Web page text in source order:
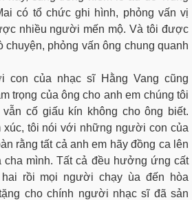
có tổ chức ghi hình, phỏng vấn vị
nhiều người mến mộ. Và tôi được
chuyện, phỏng vấn ông chung quanh
con của nhạc sĩ Hằng Vang cũng
trọng của ông cho anh em chúng tôi
cố giấu kín không cho ông biết.
xúc, tôi nói với những người con của
rằng tất cả anh em hãy đồng ca lên
cha mình. Tất cả đều hưởng ứng cất
rồi mọi người chạy ùa đến hòa
cho chính người nhạc sĩ đã sản